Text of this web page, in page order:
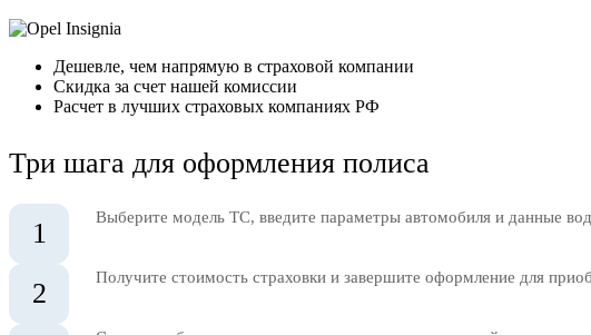
Дешевле, чем напрямую в страховой компании
Скидка за счет нашей комиссии
Расчет в лучших страховых компаниях РФ
Три шага для оформления полиса
1 Выберите модель ТС, введите параметры автомобиля и данные
2 Получите стоимость страховки и завершите оформление для